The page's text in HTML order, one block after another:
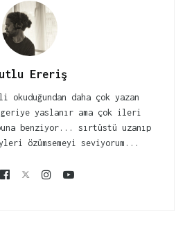
Ereriş
okuduğundan daha çok yazan
yaslanır ama çok ileri
benziyor... sırtüstü uzanıp
özümsemeyi seviyorum...